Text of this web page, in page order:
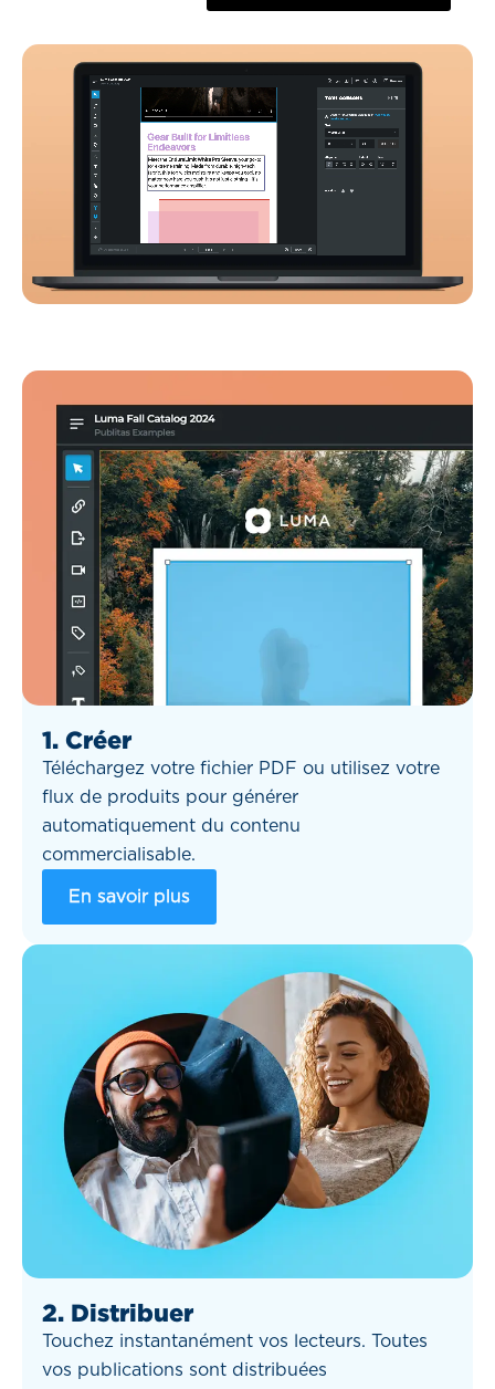
1. Créer
Téléchargez votre fichier PDF ou utilisez votre
flux de produits pour générer
automatiquement du contenu
commercialisable.
En savoir plus
2. Distribuer
Touchez instantanément vos lecteurs. Toutes
vos publications sont distribuées